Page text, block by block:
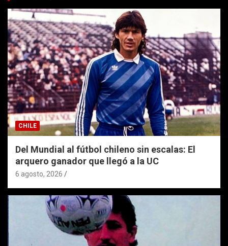
CHILE
Del Mundial al fútbol chileno sin escalas: El
arquero ganador que llegó a la UC
6 agosto, 2026